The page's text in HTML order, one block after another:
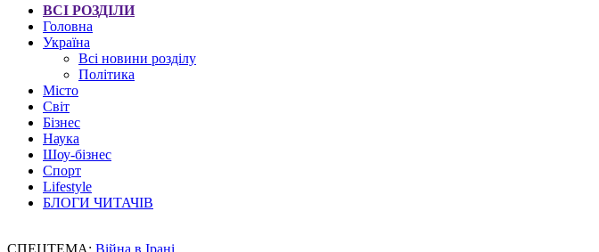
ВСІ РОЗДІЛИ
Головна
Україна
Всі новини розділу
Політика
Місто
Світ
Бізнес
Наука
Шоу-бізнес
Спорт
Lifestyle
БЛОГИ ЧИТАЧІВ
СПЕЦТЕМА: Війна в Ірані